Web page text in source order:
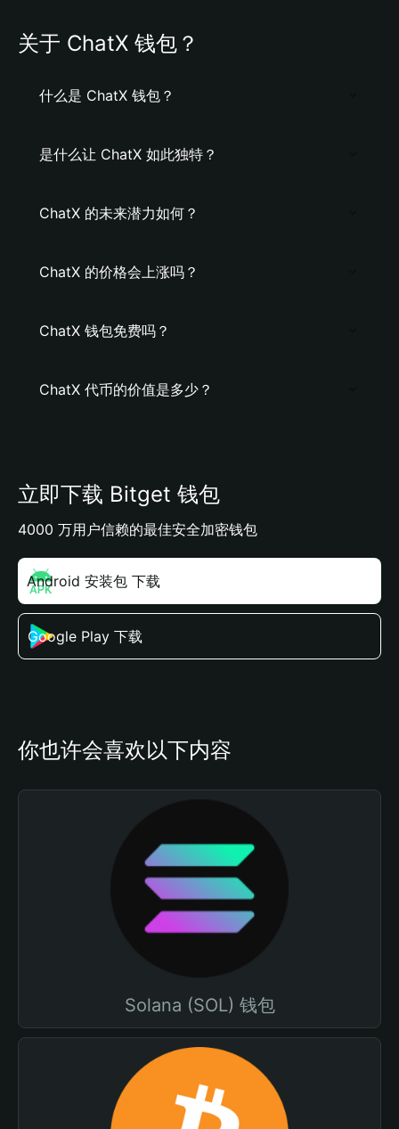
关于 ChatX 钱包？
什么是 ChatX 钱包？
是什么让 ChatX 如此独特？
ChatX 的未来潜力如何？
ChatX 的价格会上涨吗？
ChatX 钱包免费吗？
ChatX 代币的价值是多少？
立即下载 Bitget 钱包
4000 万用户信赖的最佳安全加密钱包
Android 安装包 下载
Google Play 下载
你也许会喜欢以下内容
Solana (SOL) 钱包